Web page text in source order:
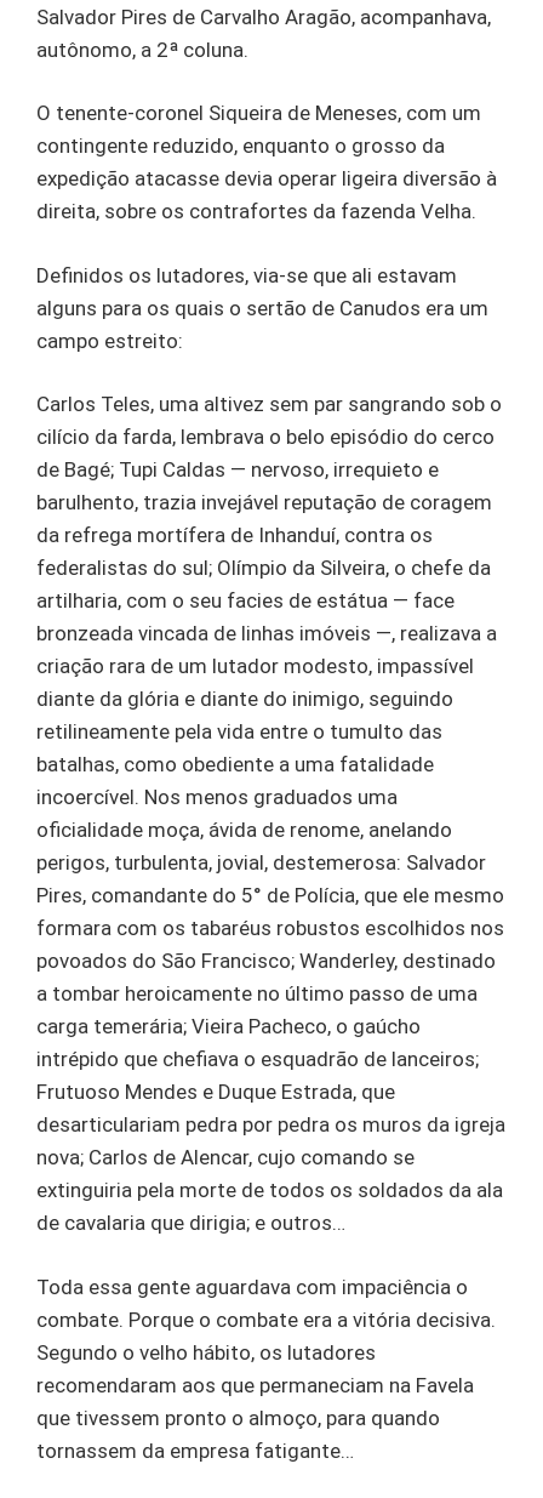
Salvador Pires de Carvalho Aragão, acompanhava,
autônomo, a 2ª coluna.
O tenente-coronel Siqueira de Meneses, com um
contingente reduzido, enquanto o grosso da
expedição atacasse devia operar ligeira diversão à
direita, sobre os contrafortes da fazenda Velha.
Definidos os lutadores, via-se que ali estavam
alguns para os quais o sertão de Canudos era um
campo estreito:
Carlos Teles, uma altivez sem par sangrando sob o
cilício da farda, lembrava o belo episódio do cerco
de Bagé; Tupi Caldas — nervoso, irrequieto e
barulhento, trazia invejável reputação de coragem
da refrega mortífera de Inhanduí, contra os
federalistas do sul; Olímpio da Silveira, o chefe da
artilharia, com o seu facies de estátua — face
bronzeada vincada de linhas imóveis —, realizava a
criação rara de um lutador modesto, impassível
diante da glória e diante do inimigo, seguindo
retilineamente pela vida entre o tumulto das
batalhas, como obediente a uma fatalidade
incoercível. Nos menos graduados uma
oficialidade moça, ávida de renome, anelando
perigos, turbulenta, jovial, destemerosa: Salvador
Pires, comandante do 5° de Polícia, que ele mesmo
formara com os tabaréus robustos escolhidos nos
povoados do São Francisco; Wanderley, destinado
a tombar heroicamente no último passo de uma
carga temerária; Vieira Pacheco, o gaúcho
intrépido que chefiava o esquadrão de lanceiros;
Frutuoso Mendes e Duque Estrada, que
desarticulariam pedra por pedra os muros da igreja
nova; Carlos de Alencar, cujo comando se
extinguiria pela morte de todos os soldados da ala
de cavalaria que dirigia; e outros…
Toda essa gente aguardava com impaciência o
combate. Porque o combate era a vitória decisiva.
Segundo o velho hábito, os lutadores
recomendaram aos que permaneciam na Favela
que tivessem pronto o almoço, para quando
tornassem da empresa fatigante…